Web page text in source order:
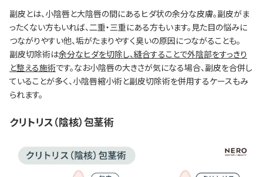
副皮とは、小陰唇と大陰唇の間にあるヒダ状の余分な皮膚。副皮がま
ったくない方もいれば、二重・三重にある方もいます。見た目の悩みに
つながりやすい他、垢がたまりやすく臭いの原因につながることも。
副皮切除術は余分なヒダを切除し、縫合することで外陰部をすっきり
と整える施術です。なお小陰唇の大きさが気になる場合、副皮を合併し
ていることが多く、小陰唇縮小術と副皮切除術を併用するケースもみ
られます。
クリトリス（陰核）包茎術